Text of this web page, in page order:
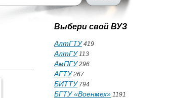
Выбери свой ВУЗ
АлтГТУ419
АлтГУ113
АмПГУ296
АГТУ267
БИТТУ794
БГТУ «Военмех» 1191